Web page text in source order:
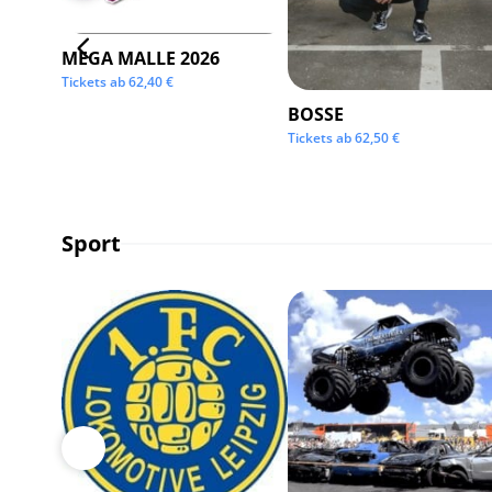
MEGA MALLE 2026
Tickets ab62,40€
BOSSE
Tickets ab62,50€
Sport